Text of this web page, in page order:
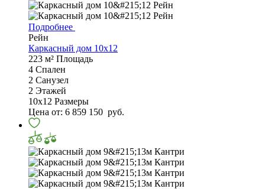
Подробнее
Рейн
Каркасный дом 10х12
223 м² Площадь
4 Спален
2 Санузел
2 Этажей
10х12 Размеры
Цена от: 6 859 150 руб.